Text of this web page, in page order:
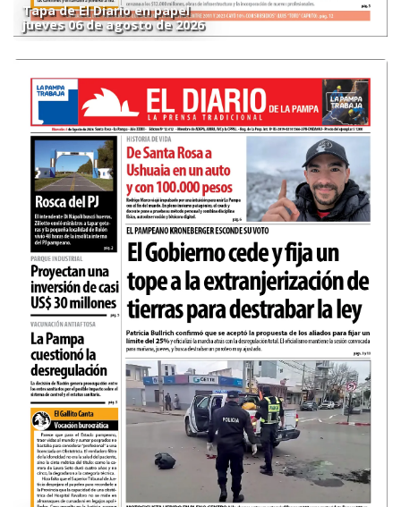
Tapa de El Diario en papel
jueves 06 de agosto de 2026